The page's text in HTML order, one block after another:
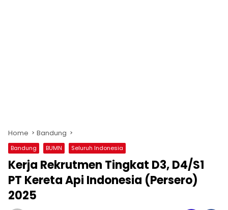
Home Bandung
Bandung BUMN Seluruh Indonesia
Kerja Rekrutmen Tingkat D3, D4/S1
PT Kereta Api Indonesia (Persero)
2025